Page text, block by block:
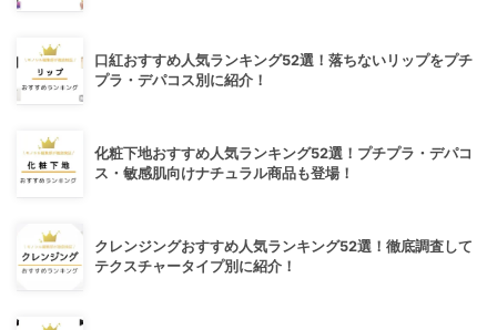
口紅おすすめ人気ランキング52選！落ちないリップをプチ
プラ・デパコス別に紹介！
化粧下地おすすめ人気ランキング52選！プチプラ・デパコ
ス・敏感肌向けナチュラル商品も登場！
クレンジングおすすめ人気ランキング52選！徹底調査して
テクスチャータイプ別に紹介！